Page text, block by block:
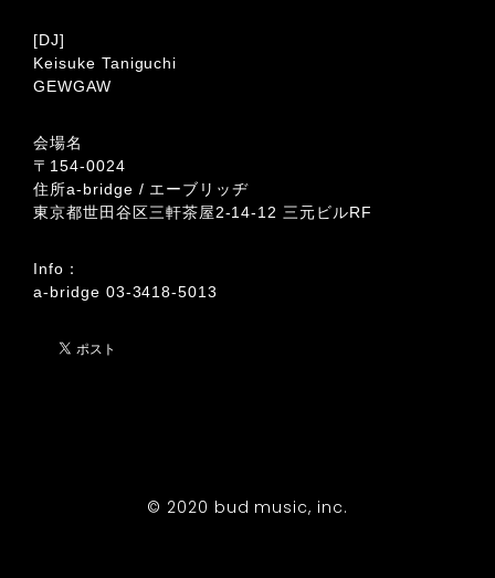
[DJ]
Keisuke Taniguchi
GEWGAW
会場名
〒154-0024
住所a-bridge / エーブリッヂ
東京都世田谷区三軒茶屋2-14-12 三元ビルRF
Info：
a-bridge 03-3418-5013
© 2020 bud music, inc.